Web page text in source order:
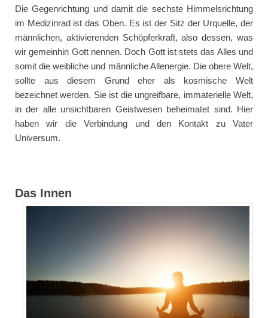
Die Gegenrichtung und damit die sechste Himmelsrichtung
im Medizinrad ist das Oben. Es ist der Sitz der Urquelle, der
männlichen, aktivierenden Schöpferkraft, also dessen, was
wir gemeinhin Gott nennen. Doch Gott ist stets das Alles und
somit die weibliche und männliche Allenergie. Die obere Welt,
sollte aus diesem Grund eher als kosmische Welt
bezeichnet werden. Sie ist die ungreifbare, immaterielle Welt,
in der alle unsichtbaren Geistwesen beheimatet sind. Hier
haben wir die Verbindung und den Kontakt zu Vater
Universum.
Das Innen